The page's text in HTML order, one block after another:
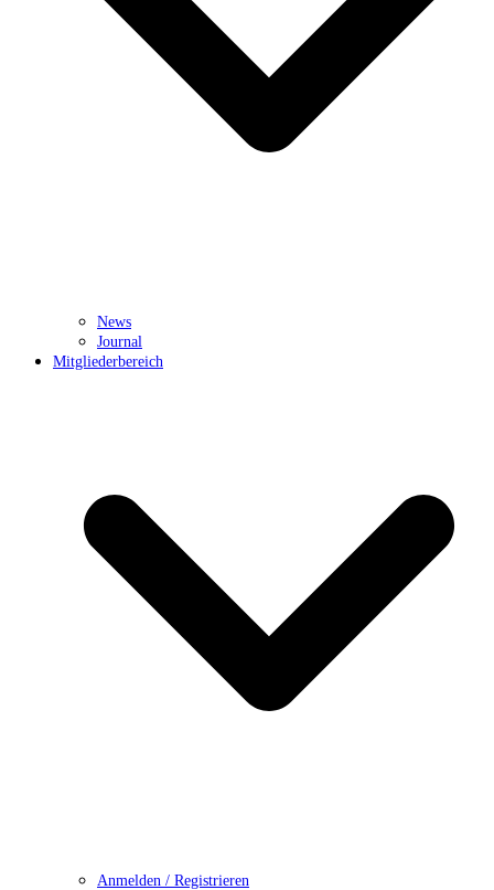
News
Journal
Mitgliederbereich
Anmelden / Registrieren